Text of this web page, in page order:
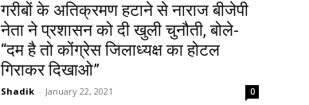
गरीबों के अतिक्रमण हटाने से नाराज बीजेपी
नेता ने प्रशासन को दी खुली चुनौती, बोले-
“दम है तो कोंग्रेस जिलाध्यक्ष का होटल
गिराकर दिखाओ”
Shadik - January 22, 2021 0